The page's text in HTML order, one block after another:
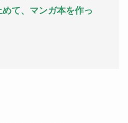
て、マンガ本を作っ